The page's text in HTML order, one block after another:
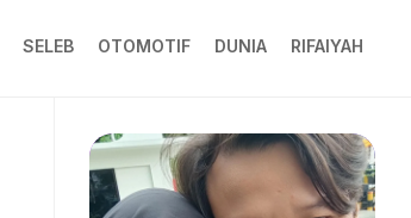
SELEB OTOMOTIF DUNIA RIFAIYAH